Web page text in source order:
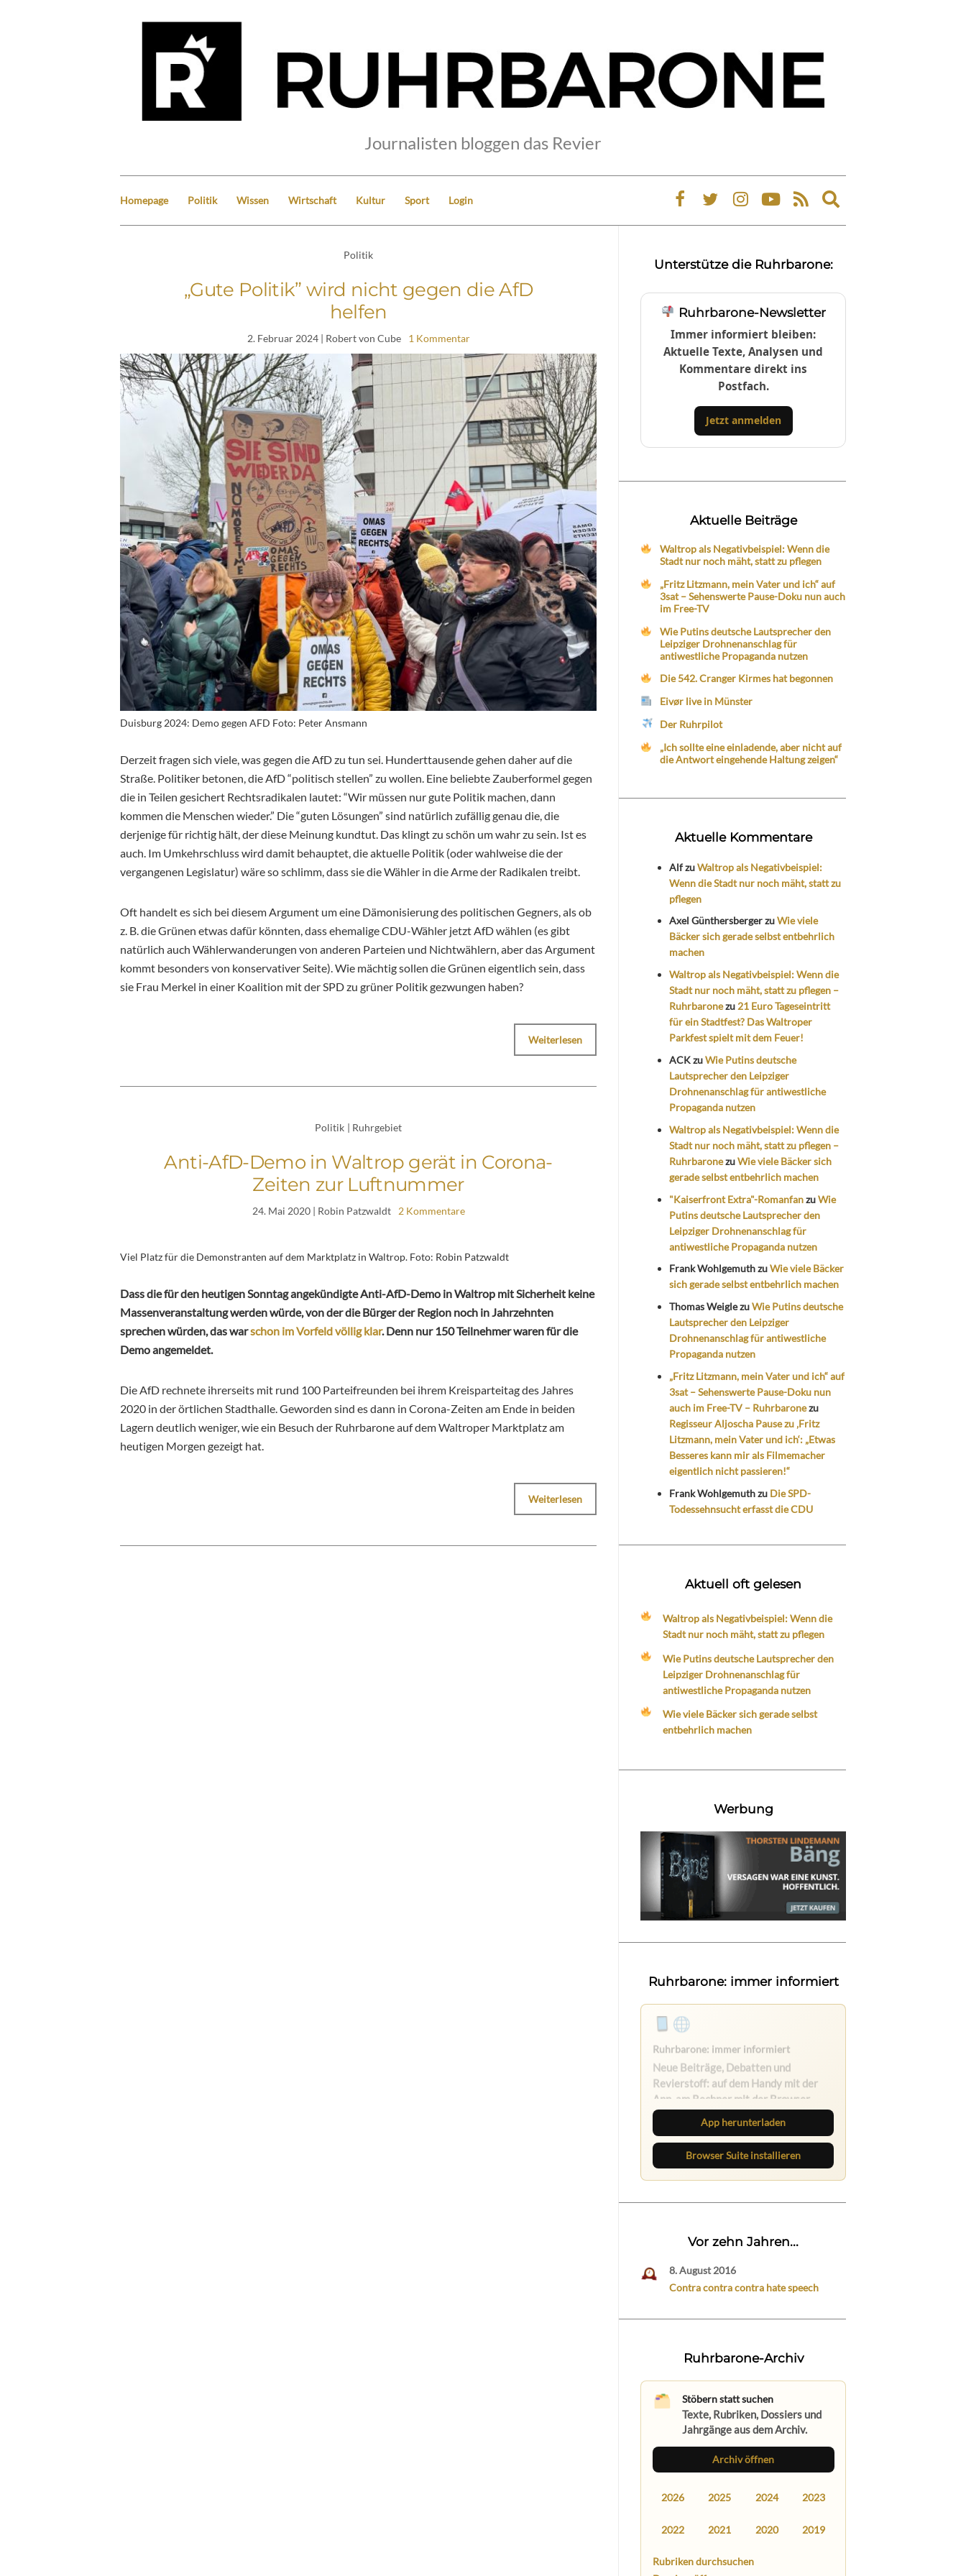
Journalisten bloggen das Revier
Homepage Politik Wissen Wirtschaft Kultur Sport Login
Expand
search
Politik
„Gute Politik” wird nicht gegen die AfD
helfen
2. Februar 2024| Robert von Cube 1 Kommentar
Duisburg 2024: Demo gegen AFD Foto: Peter Ansmann
Derzeit fragen sich viele, was gegen die AfD zu tun sei. Hunderttausende gehen daher auf die
Straße. Politiker betonen, die AfD “politisch stellen” zu wollen. Eine beliebte Zauberformel gegen
die in Teilen gesichert Rechtsradikalen lautet: “Wir müssen nur gute Politik machen, dann
kommen die Menschen wieder.” Die “guten Lösungen” sind natürlich zufällig genau die, die
derjenige für richtig hält, der diese Meinung kundtut. Das klingt zu schön um wahr zu sein. Ist es
auch. Im Umkehrschluss wird damit behauptet, die aktuelle Politik (oder wahlweise die der
vergangenen Legislatur) wäre so schlimm, dass sie die Wähler in die Arme der Radikalen treibt.
Oft handelt es sich bei diesem Argument um eine Dämonisierung des politischen Gegners, als ob
z. B. die Grünen etwas dafür könnten, dass ehemalige CDU-Wähler jetzt AfD wählen (es gibt
natürlich auch Wählerwanderungen von anderen Parteien und Nichtwählern, aber das Argument
kommt besonders von konservativer Seite). Wie mächtig sollen die Grünen eigentlich sein, dass
sie Frau Merkel in einer Koalition mit der SPD zu grüner Politik gezwungen haben?
Weiterlesen
Politik Ruhrgebiet
Anti-AfD-Demo in Waltrop gerät in Corona-
Zeiten zur Luftnummer
24. Mai 2020| Robin Patzwaldt 2 Kommentare
Viel Platz für die Demonstranten auf dem Marktplatz in Waltrop. Foto: Robin Patzwaldt
Dass die für den heutigen Sonntag angekündigte Anti-AfD-Demo in Waltrop mit Sicherheit keine
Massenveranstaltung werden würde, von der die Bürger der Region noch in Jahrzehnten
sprechen würden, das warschon im Vorfeld völlig klar. Denn nur 150 Teilnehmer waren für die
Demo angemeldet.
Die AfD rechnete ihrerseits mit rund 100 Parteifreunden bei ihrem Kreisparteitag des Jahres
2020 in der örtlichen Stadthalle. Geworden sind es dann in Corona-Zeiten am Ende in beiden
Lagern deutlich weniger, wie ein Besuch der Ruhrbarone auf dem Waltroper Marktplatz am
heutigen Morgen gezeigt hat.
Weiterlesen
Unterstütze die Ruhrbarone:
Ruhrbarone-Newsletter
Immer informiert bleiben:
Aktuelle Texte, Analysen und
Kommentare direkt ins
Postfach.
Jetzt anmelden
Aktuelle Beiträge
Waltrop als Negativbeispiel: Wenn die
Stadt nur noch mäht, statt zu pflegen
„Fritz Litzmann, mein Vater und ich“ auf
3sat – Sehenswerte Pause-Doku nun auch
im Free-TV
Wie Putins deutsche Lautsprecher den
Leipziger Drohnenanschlag für
antiwestliche Propaganda nutzen
Die 542. Cranger Kirmes hat begonnen
Eivør live in Münster
Der Ruhrpilot
„Ich sollte eine einladende, aber nicht auf
die Antwort eingehende Haltung zeigen“
Aktuelle Kommentare
AlfzuWaltrop als Negativbeispiel:
Wenn die Stadt nur noch mäht, statt zu
pflegen
Axel GünthersbergerzuWie viele
Bäcker sich gerade selbst entbehrlich
machen
Waltrop als Negativbeispiel: Wenn die
Stadt nur noch mäht, statt zu pflegen –
Ruhrbaronezu 21 Euro Tageseintritt
für ein Stadtfest? Das Waltroper
Parkfest spielt mit dem Feuer!
ACKzuWie Putins deutsche
Lautsprecher den Leipziger
Drohnenanschlag für antiwestliche
Propaganda nutzen
Waltrop als Negativbeispiel: Wenn die
Stadt nur noch mäht, statt zu pflegen –
RuhrbaronezuWie viele Bäcker sich
gerade selbst entbehrlich machen
"Kaiserfront Extra"-RomanfanzuWie
Putins deutsche Lautsprecher den
Leipziger Drohnenanschlag für
antiwestliche Propaganda nutzen
Frank WohlgemuthzuWie viele Bäcker
sich gerade selbst entbehrlich machen
Thomas WeiglezuWie Putins deutsche
Lautsprecher den Leipziger
Drohnenanschlag für antiwestliche
Propaganda nutzen
„Fritz Litzmann, mein Vater und ich“ auf
3sat – Sehenswerte Pause-Doku nun
auch im Free-TV – Ruhrbaronezu
Regisseur Aljoscha Pause zu ‚Fritz
Litzmann, mein Vater und ich‘: „Etwas
Besseres kann mir als Filmemacher
eigentlich nicht passieren!“
Frank Wohlgemuthzu Die SPD-
Todessehnsucht erfasst die CDU
Aktuell oft gelesen
Waltrop als Negativbeispiel: Wenn die
Stadt nur noch mäht, statt zu pflegen
Wie Putins deutsche Lautsprecher den
Leipziger Drohnenanschlag für
antiwestliche Propaganda nutzen
Wie viele Bäcker sich gerade selbst
entbehrlich machen
Werbung
Ruhrbarone: immer informiert
Lies unterwegs weiter, speichere
Beiträge und behalte neue Texte
direkt im Browser im Blick.
App herunterladen
Browser Suite installieren
Vor zehn Jahren...
8. August 2016
Contra contra contra hate speech
Ruhrbarone-Archiv
Stöbern statt suchen
Texte, Rubriken, Dossiers und
Jahrgänge aus dem Archiv.
Archiv öffnen
2026 2025 2024 2023
2022 2021 2020 2019
Rubriken durchsuchen